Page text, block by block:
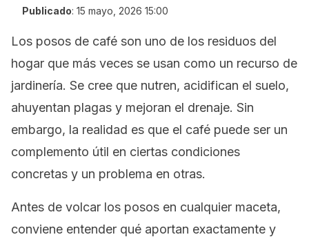
Publicado: 15 mayo, 2026 15:00
Los posos de café son uno de los residuos del
hogar que más veces se usan como un recurso de
jardinería. Se cree que nutren, acidifican el suelo,
ahuyentan plagas y mejoran el drenaje. Sin
embargo, la realidad es que el café puede ser un
complemento útil en ciertas condiciones
concretas y un problema en otras.
Antes de volcar los posos en cualquier maceta,
conviene entender qué aportan exactamente y